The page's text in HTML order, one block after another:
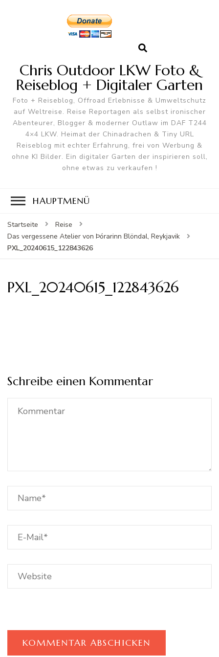
Chris Outdoor LKW Foto &
Reiseblog + Digitaler Garten
Foto + Reiseblog, Offroad Erlebnisse & Umweltschutz
auf Weltreise. Reise Reportagen als selbst ironischer
Abenteurer, Blogger & moderner Outlaw im DAF T244
4×4 LKW. Heimat der Chinadrachen & Tiny URL
Reiseblog mit echter Erfahrung, frei von Werbung &
ohne KI Bilder. Ein digitaler Garten der inspirieren soll,
ohne etwas zu verkaufen !
HAUPTMENÜ
Startseite
Reise
Das vergessene Atelier von Þórarinn Blöndal, Reykjavik
PXL_20240615_122843626
PXL_20240615_122843626
Schreibe einen Kommentar